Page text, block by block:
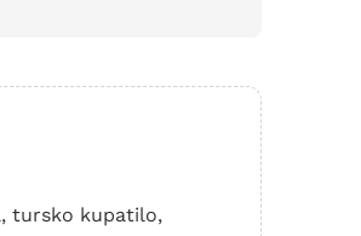
tursko kupatilo,